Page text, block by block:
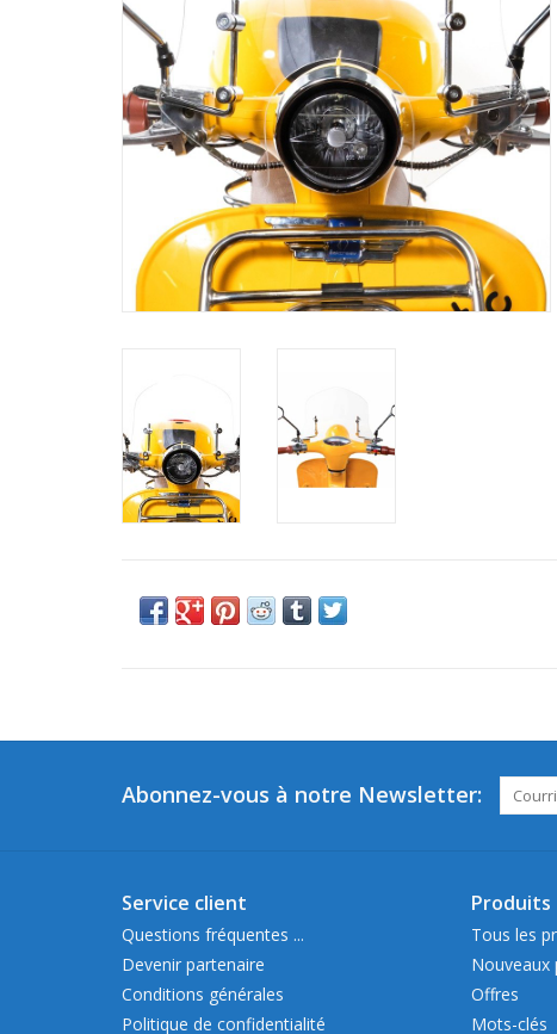
Abonnez-vous à notre Newsletter:
Service client
Questions fréquentes ...
Devenir partenaire
Conditions générales
Politique de confidentialité
Produits
Tous les
Nouveaux
Offres
Mots-clés